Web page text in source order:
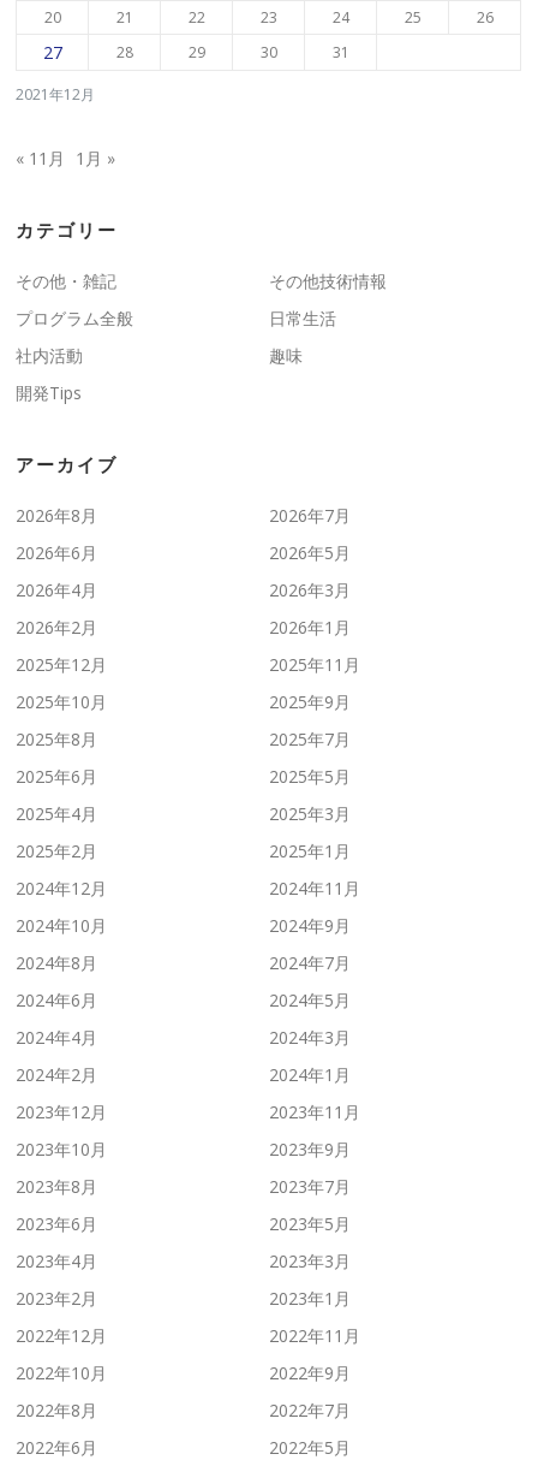
2021年12月
20 21 22 23 24 25 26
27 28 29 30 31
« 11月 1月 »
カテゴリー
その他・雑記
その他技術情報
プログラム全般
日常生活
社内活動
趣味
開発Tips
アーカイブ
2026年8月
2026年7月
2026年6月
2026年5月
2026年4月
2026年3月
2026年2月
2026年1月
2025年12月
2025年11月
2025年10月
2025年9月
2025年8月
2025年7月
2025年6月
2025年5月
2025年4月
2025年3月
2025年2月
2025年1月
2024年12月
2024年11月
2024年10月
2024年9月
2024年8月
2024年7月
2024年6月
2024年5月
2024年4月
2024年3月
2024年2月
2024年1月
2023年12月
2023年11月
2023年10月
2023年9月
2023年8月
2023年7月
2023年6月
2023年5月
2023年4月
2023年3月
2023年2月
2023年1月
2022年12月
2022年11月
2022年10月
2022年9月
2022年8月
2022年7月
2022年6月
2022年5月